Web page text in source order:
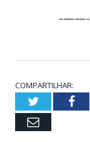
COMPARTILHAR:
Twitter
Email